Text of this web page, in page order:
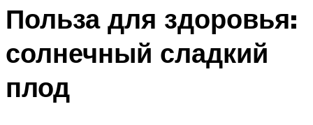
Польза для здоровья:
солнечный сладкий
плод